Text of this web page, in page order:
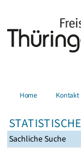
Home Kontakt
Sachliche Suche